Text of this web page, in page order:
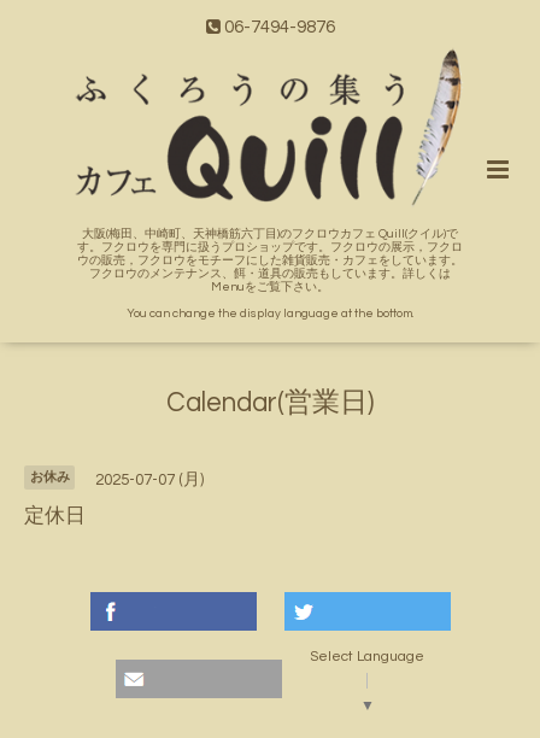
06-7494-9876
大阪(梅田、中崎町、天神橋筋六丁目)のフクロウカフェ Quill(クイル)で
す。フクロウを専門に扱うプロショップです。フクロウの展示，フクロ
ウの販売，フクロウをモチーフにした雑貨販売・カフェをしています。
フクロウのメンテナンス、餌・道具の販売もしています。詳しくは
Menuをご覧下さい。
You can change the display language at the bottom.
Calendar(営業日)
お休み 2025-07-07 (月)
定休日
Select Language
▼